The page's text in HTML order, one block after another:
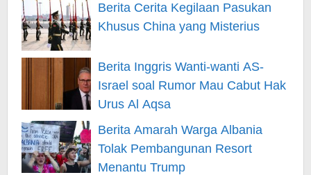
Berita Cerita Kegilaan Pasukan
Khusus China yang Misterius
Berita Inggris Wanti-wanti AS-
Israel soal Rumor Mau Cabut Hak
Urus Al Aqsa
Berita Amarah Warga Albania
Tolak Pembangunan Resort
Menantu Trump